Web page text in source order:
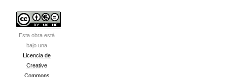
Esta obra está
bajo una
Licencia de
Creative
Commons